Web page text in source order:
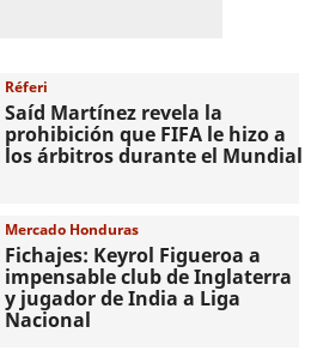
Réferi
Saíd Martínez revela la
prohibición que FIFA le hizo a
los árbitros durante el Mundial
Mercado Honduras
Fichajes: Keyrol Figueroa a
impensable club de Inglaterra
y jugador de India a Liga
Nacional